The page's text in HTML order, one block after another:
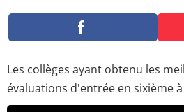
Les collèges ayant obtenu les
évaluations d'entrée en sixième